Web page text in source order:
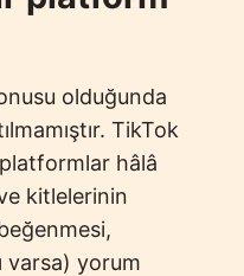
olduğunda
TikTok
hâlâ
kitlelerinin
varsa) yorum